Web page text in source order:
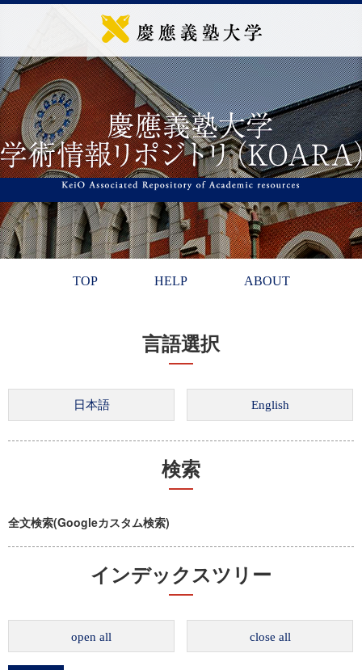
TOP HELP ABOUT
言語選択
検索
全文検索(Googleカスタム検索)
インデックスツリー
open all close all